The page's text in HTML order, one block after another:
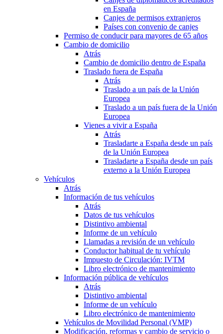
en España
Canjes de permisos extranjeros
Países con convenio de canjes
Permiso de conducir para mayores de 65 años
Cambio de domicilio
Atrás
Cambio de domicilio dentro de España
Traslado fuera de España
Atrás
Traslado a un país de la Unión
Europea
Traslado a un país fuera de la Unión
Europea
Vienes a vivir a España
Atrás
Trasladarte a España desde un país
de la Unión Europea
Trasladarte a España desde un país
externo a la Unión Europea
Vehículos
Atrás
Información de tus vehículos
Atrás
Datos de tus vehículos
Distintivo ambiental
Informe de un vehículo
Llamadas a revisión de un vehículo
Conductor habitual de tu vehículo
Impuesto de Circulación: IVTM
Libro electrónico de mantenimiento
Información pública de vehículos
Atrás
Distintivo ambiental
Informe de un vehículo
Libro electrónico de mantenimiento
Vehículos de Movilidad Personal (VMP)
Modificación, reformas y cambio de servicio o